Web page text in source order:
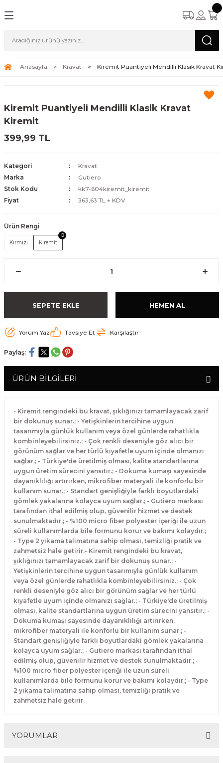
Anasayfa Kravat Kiremit Puantiyeli Mendilli Klasik Kravat
Kiremit Puantiyeli Mendilli Klasik Kravat
Kiremit
399,99 TL
Kategori
Kravat
Marka
Gutiero
Stok Kodu
kk7-604kiremit_kiremit
Fiyat
363,63 TL + KDV
Ürün Rengi
Kırmızı Kiremit
SEPETE EKLE HEMEN AL
Yorum Yaz Tavsiye Et Karşılaştır
Paylaş:
ÜRÜN BİLGİLERİ
- Kiremit rengindeki bu kravat, şıklığınızı tamamlayacak zarif
bir dokunuş sunar.; - Yetişkinlerin tercihine uygun
tasarımıyla günlük kullanım veya özel günlerde rahatlıkla
kombinleyebilirsiniz.; - Çok renkli deseniyle göz alıcı bir
görünüm sağlar ve her türlü kıyafetle uyum içinde olmanızı
sağlar.; - Türkiye'de üretilmiş olması, kalite standartlarına
uygun üretim sürecini yansıtır.; - Dokuma kumaşı sayesinde
dayanıklılığı artırırken, mikrofiber materyali ile konforlu bir
kullanım sunar.; - Standart genişliğiyle farklı boyutlardaki
gömlek yakalarına kolayca uyum sağlar.; - Gutiero markası
tarafından ithal edilmiş olup, güvenilir hizmet ve destek
sunulmaktadır.; - %100 micro fiber polyester içeriği ile uzun
süreli kullanımlarda bile formunu korur ve bakımı kolaydır.;
- Type 2 yıkama talimatına sahip olması, temizliği pratik ve
zahmetsiz hale getirir.- Kiremit rengindeki bu kravat,
şıklığınızı tamamlayacak zarif bir dokunuş sunar.; -
Yetişkinlerin tercihine uygun tasarımıyla günlük kullanım
veya özel günlerde rahatlıkla kombinleyebilirsiniz.; - Çok
renkli deseniyle göz alıcı bir görünüm sağlar ve her türlü
kıyafetle uyum içinde olmanızı sağlar.; - Türkiye'de üretilmiş
olması, kalite standartlarına uygun üretim sürecini yansıtır.; -
Dokuma kumaşı sayesinde dayanıklılığı artırırken,
mikrofiber materyali ile konforlu bir kullanım sunar.; -
Standart genişliğiyle farklı boyutlardaki gömlek yakalarına
kolayca uyum sağlar.; - Gutiero markası tarafından ithal
edilmiş olup, güvenilir hizmet ve destek sunulmaktadır.; -
%100 micro fiber polyester içeriği ile uzun süreli
kullanımlarda bile formunu korur ve bakımı kolaydır.; - Type
2 yıkama talimatına sahip olması, temizliği pratik ve
zahmetsiz hale getirir.
YORUMLAR